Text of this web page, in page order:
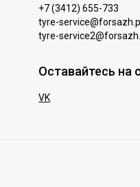
+7 (3412) 655-733
tyre-
tyre-
Оставайтесь на
VK